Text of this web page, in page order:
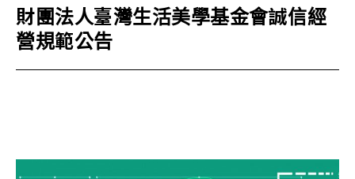
財團法人臺灣生活美學基金會誠信經
營規範公告